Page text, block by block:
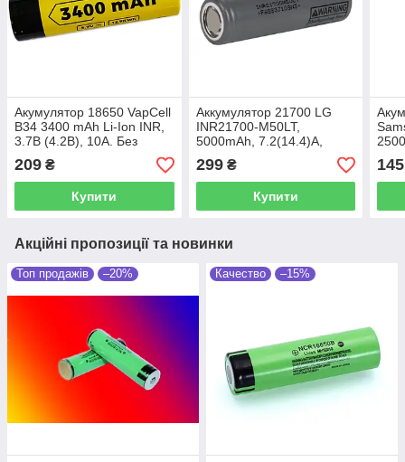
Акумулятор 18650 VapCell
B34 3400 mAh Li-Ion INR,
3.7В (4.2B), 10А. Без
захисту плюс виступає
(Button Top).
209 ₴
Купити
Аккумулятор 21700 LG
INR21700-M50LT,
5000mAh, 7.2(14.4)A,
4.2/3.69/2.5V, Li-Ion
299₴
Купити
4.2/
145
Акційні пропозиції та новинки
Топ продажів –20% Качество –15%